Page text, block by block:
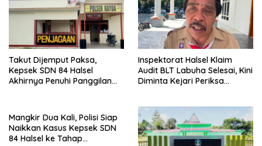
Takut Dijemput Paksa,
Kepsek SDN 84 Halsel
Akhirnya Penuhi Panggilan
Inspektorat Halsel Klaim
Audit BLT Labuha Selesai, Kini
Diminta Kejari Periksa
Mangkir Dua Kali, Polisi Siap
Naikkan Kasus Kepsek SDN
84 Halsel ke Tahap